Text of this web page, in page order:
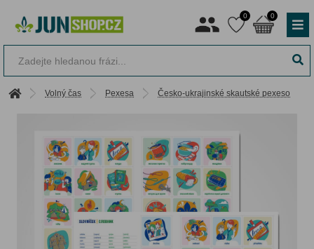
0 0
Volný čas Pexesa Česko-ukrajinské skautské pexeso